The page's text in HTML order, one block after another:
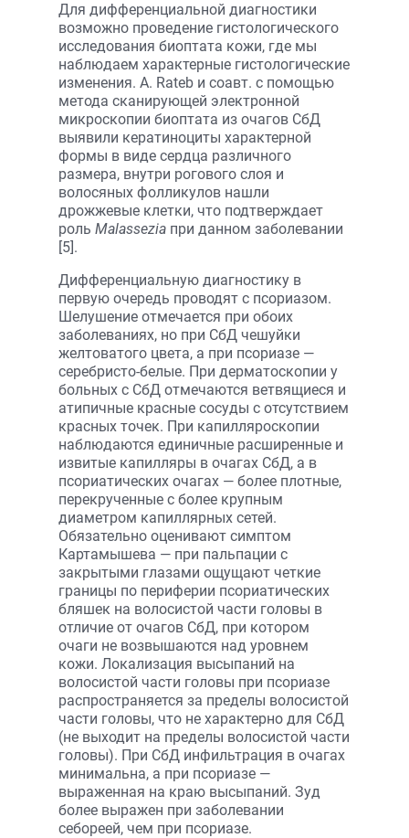
Для дифференциальной диагностики
возможно проведение гистологического
исследования биоптата кожи, где мы
наблюдаем характерные гистологические
изменения. A. Rateb и соавт. с помощью
метода сканирующей электронной
микроскопии биоптата из очагов СбД
выявили кератиноциты характерной
формы в виде сердца различного
размера, внутри рогового слоя и
волосяных фолликулов нашли
дрожжевые клетки, что подтверждает
роль Malassezia при данном заболевании
[5].
Дифференциальную диагностику в
первую очередь проводят с псориазом.
Шелушение отмечается при обоих
заболеваниях, но при СбД чешуйки
желтоватого цвета, а при псориазе —
серебристо-белые. При дерматоскопии у
больных с СбД отмечаются ветвящиеся и
атипичные красные сосуды с отсутствием
красных точек. При капилляроскопии
наблюдаются единичные расширенные и
извитые капилляры в очагах СбД, а в
псориатических очагах — более плотные,
перекрученные с более крупным
диаметром капиллярных сетей.
Обязательно оценивают симптом
Картамышева — при пальпации с
закрытыми глазами ощущают четкие
границы по периферии псориатических
бляшек на волосистой части головы в
отличие от очагов СбД, при котором
очаги не возвышаются над уровнем
кожи. Локализация высыпаний на
волосистой части головы при псориазе
распространяется за пределы волосистой
части головы, что не характерно для СбД
(не выходит на пределы волосистой части
головы). При СбД инфильтрация в очагах
минимальна, а при псориазе —
выраженная на краю высыпаний. Зуд
более выражен при заболевании
себореей, чем при псориазе.